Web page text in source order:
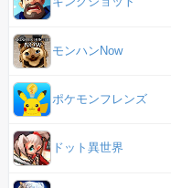
モンハンNow
ポケモンフレンズ
ドット異世界